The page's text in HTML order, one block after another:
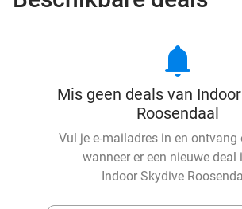
notifications
Mis geen deals van
Roosendaal
Vul je e-mailadres in en ontvang
wanneer er een nieuwe deal
Indoor Skydive